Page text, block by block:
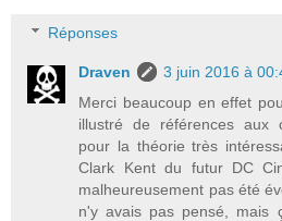
Réponses
Draven
3 juin 2016 à
Merci beaucoup en effet
illustré de références aux
pour la théorie très
Clark Kent du futur DC
malheureusement pas été
n'y avais pas pensé, mais